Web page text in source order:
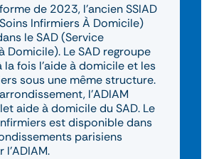
de 2023, l’ancien SSIAD
Infirmiers À Domicile)
le SAD (Service
Domicile). Le SAD regroupe
la fois l’aide à domicile et les
sous une même structure.
l’ADIAM
aide à domicile du SAD. Le
est disponible dans
parisiens